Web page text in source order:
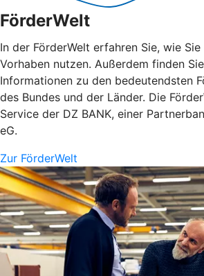
FörderWelt
In der FörderWelt erfahren Sie, wie
Vorhaben nutzen. Außerdem finden
Informationen zu den bedeutendsten
des Bundes und der Länder. Die
Service der DZ BANK, einer
eG.
Zur FörderWelt